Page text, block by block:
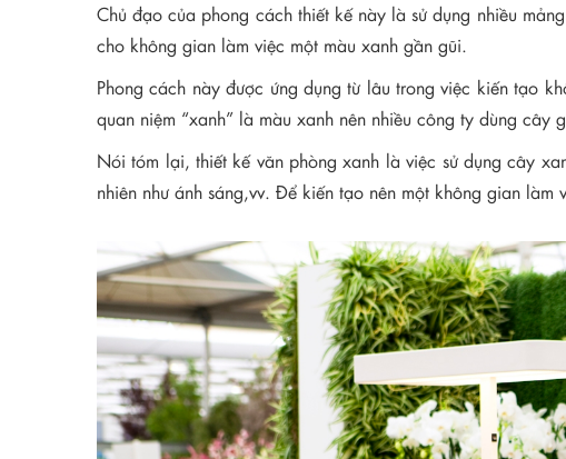
Chủ đạo của phong cách thiết kế này là sử dụng nhiều
cho không gian làm việc một màu xanh gần gũi.
Phong cách này được ứng dụng từ lâu trong việc kiến tạo
quan niệm “xanh” là màu xanh nên nhiều công ty dùng
Nói tóm lại, thiết kế văn phòng xanh là việc sử dụng cây
nhiên như ánh sáng,vv. Để kiến tạo nên một không gian